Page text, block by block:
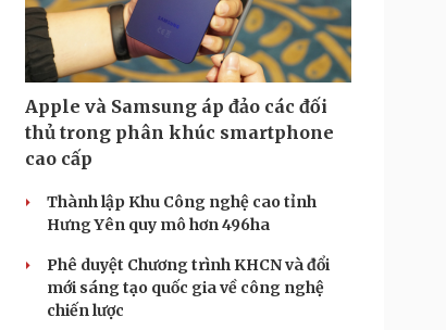
Apple và Samsung áp đảo các đối
thủ trong phân khúc smartphone
cao cấp
Thành lập Khu Công nghệ cao tỉnh
Hưng Yên quy mô hơn 496ha
Phê duyệt Chương trình KHCN và đổi
mới sáng tạo quốc gia về công nghệ
chiến lược